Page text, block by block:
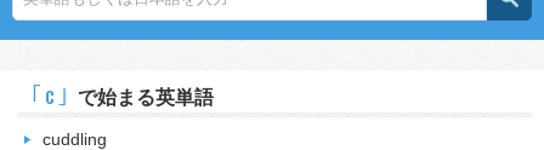
｢c｣ で始まる英単語
cuddling